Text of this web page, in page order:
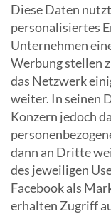
Diese Daten
personalisiertes
Unternehmen
Werbung stellen
das Netzwerk
weiter. In seinen
Konzern jedoch
dann an Dritte
des jeweiligen
Facebook als
erhalten Zugriff